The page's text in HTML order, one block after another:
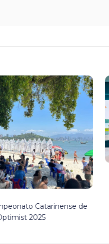
Catarinense de
2025